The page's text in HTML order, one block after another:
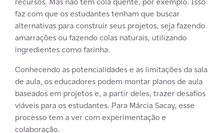
faz com que os estudantes tenham que buscar
alternativas para construir seus projetos, seja fazendo
amarrações ou fazendo colas naturais, utilizando
ingredientes como farinha.
Conhecendo as potencialidades e as limitações da sala
de aula, os educadores podem montar planos de aula
baseados em projetos e, a partir deles, trazer desafios
viáveis para os estudantes. Para Márcia Sacay, esse
processo tem a ver com experimentação e
colaboração.